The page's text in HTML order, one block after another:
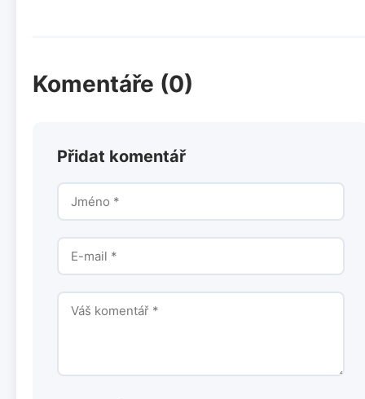
Komentáře (0)
Přidat komentář